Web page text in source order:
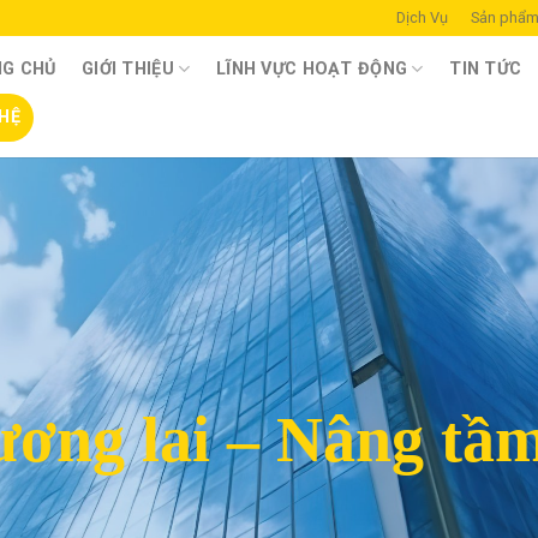
Dịch Vụ Sản phẩm
CHỦ GIỚI THIỆU LĨNH VỰC HOẠT ĐỘNG TIN TỨC
lai – Nâng